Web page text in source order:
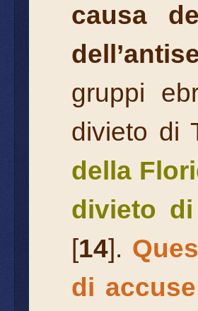
causa
gruppi
divieto di
della
divieto di
[14].
di